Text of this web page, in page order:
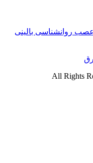
روانشناسی بالینی